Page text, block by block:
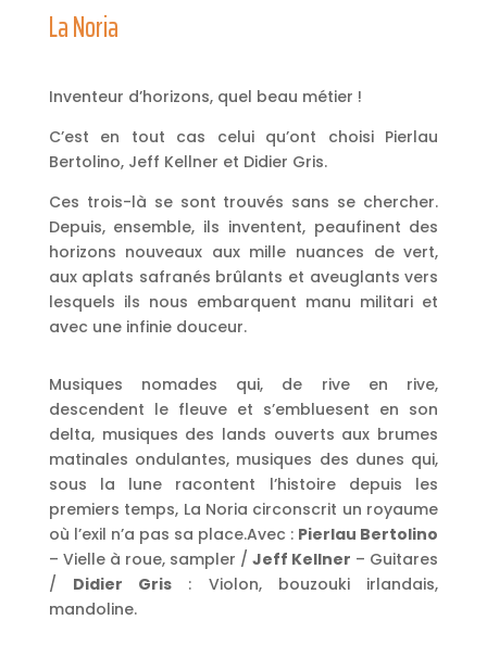
La Noria
Inventeur d’horizons, quel beau métier !
C’est en tout cas celui qu’ont choisi Pierlau
Bertolino, Jeff Kellner et Didier Gris.
Ces trois-là se sont trouvés sans se chercher.
Depuis, ensemble, ils inventent, peaufinent des
horizons nouveaux aux mille nuances de vert,
aux aplats safranés brûlants et aveuglants vers
lesquels ils nous embarquent manu militari et
avec une infinie douceur.
Musiques nomades qui, de rive en rive,
descendent le fleuve et s’embluesent en son
delta, musiques des lands ouverts aux brumes
matinales ondulantes, musiques des dunes qui,
sous la lune racontent l’histoire depuis les
premiers temps, La Noria circonscrit un royaume
où l’exil n’a pas sa place.Avec : Pierlau Bertolino
– Vielle à roue, sampler /Jeff Kellner – Guitares
/ Didier Gris : Violon, bouzouki irlandais,
mandoline.